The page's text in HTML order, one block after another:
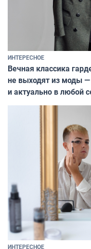
ИНТЕРЕСНОЕ
Вечная классика
не выходят из моды
и актуально в любой
ИНТЕРЕСНОЕ